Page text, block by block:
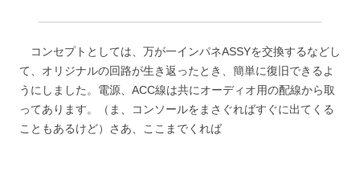
コンセプトとしては、万が一インパネASSYを交換するなどし
て、オリジナルの回路が生き返ったとき、簡単に復旧できるよ
うにしました。電源、ACC線は共にオーディオ用の配線から取
ってあります。（ま、コンソールをまさぐればすぐに出てくる
こともあるけど）さあ、ここまでくれば